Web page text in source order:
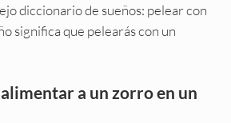
diccionario de sueños: pelear con
significa que pelearás con un
a un zorro en un